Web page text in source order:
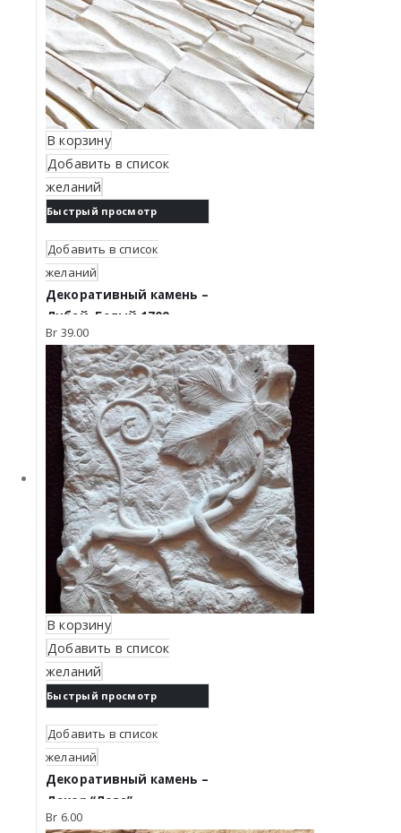
В корзину
Добавить в список
желаний
Быстрый просмотр
Добавить в список
желаний
Декоративный камень –
Дубай. Белый 1700
Br 39.00
В корзину
Добавить в список
желаний
Быстрый просмотр
Добавить в список
желаний
Декоративный камень –
Декор “Лоза”
Br 6.00